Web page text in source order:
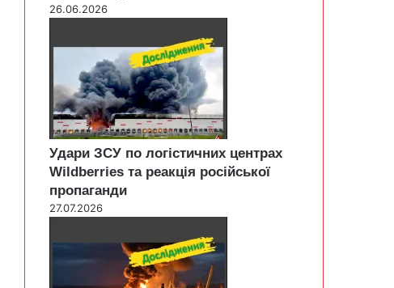
26.06.2026
Удари ЗСУ по логістичних центрах
Wildberries та реакція російської
пропаганди
27.07.2026